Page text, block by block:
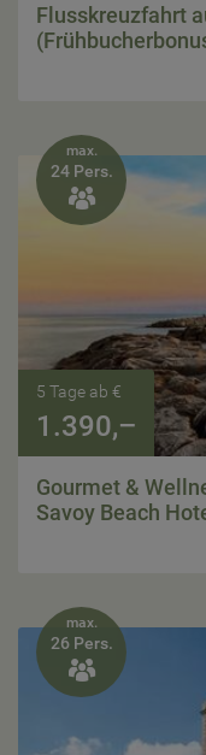
Flusskreuzfahrt
max.
24 Pers.

5 Tage ab €
1.390,–
Gourmet &
Savoy Beach
max.
26 Pers.
